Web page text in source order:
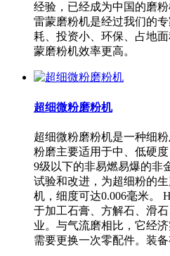
经验，已经成为中国的磨
雷蒙磨粉机是经过我们的
耗、投资小、环保、占地
蒙磨粉机效率更高。
超细微粉磨粉机
超细微粉磨粉机是一种细
粉磨主要适用于中、低硬
9级以下的非易燃易爆的非
试验和改进，为超细粉的
机，细度可达0.006毫米。
于加工石膏、方解石、滑
业。与气流磨相比，它经
需要更换一次零配件。装